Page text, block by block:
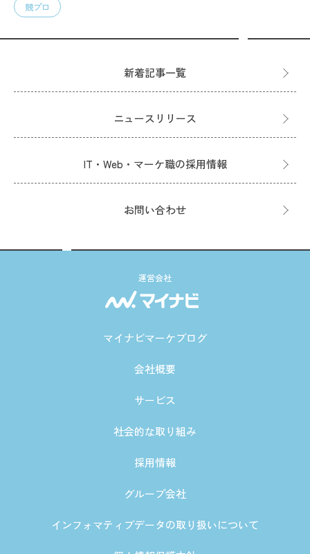
競プロ
新着記事一覧
ニュースリリース
IT・Web・マーケ職の採用情報
お問い合わせ
運営会社
マイナビマーケブログ
会社概要
サービス
社会的な取り組み
採用情報
グループ会社
インフォマティブデータの取り扱いについて